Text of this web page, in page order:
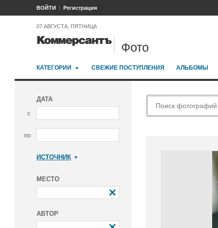
ВОЙТИ Регистрация
07 АВГУСТА, ПЯТНИЦА
Фото
КАТЕГОРИИ СВЕЖИЕ ПОСТУПЛЕНИЯ АЛЬБОМЫ
ДАТА
с
по
ИСТОЧНИК
МЕСТО
АВТОР